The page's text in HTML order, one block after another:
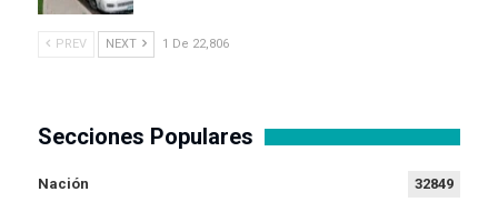
PREV NEXT 1 De 22,806
Secciones Populares
Nación 32849